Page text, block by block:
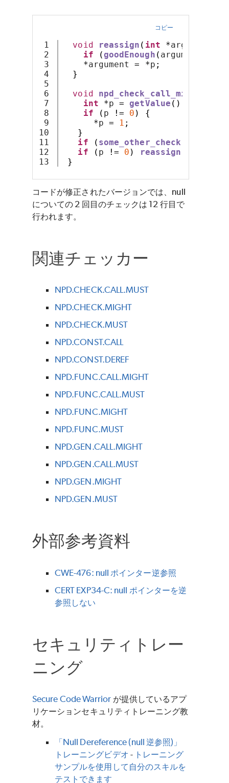
コピー
1
2
3
4
5
6
7
8
9
10
11
12
void reassign ( int *argument
if
(goodEnough ( argument
*argument = *p ;
}
void
npd_check_call_might
int
*p = getValue ();
if
( p != 0 )
{
*p = 1 ;
}
if
( some_other_check
if
( p != 0 ) reassign
}
コードが修正されたバージョンでは、null
についての 2 回目のチェックは 12 行目で
行われます。
関連チェッカー
NPD.CHECK.CALL.MUST
NPD.CHECK.MIGHT
NPD.CHECK.MUST
NPD.CONST.CALL
NPD.CONST.DEREF
NPD.FUNC.CALL.MIGHT
NPD.FUNC.CALL.MUST
NPD.FUNC.MIGHT
NPD.FUNC.MUST
NPD.GEN.CALL.MIGHT
NPD.GEN.CALL.MUST
NPD.GEN.MIGHT
NPD.GEN.MUST
外部参考資料
CWE-476: null ポインター逆参照
CERT EXP34-C: null ポインターを逆
参照しない
セキュリティトレー
ニング
Secure Code Warrior が提供しているアプ
リケーションセキュリティトレーニング教
材。
「Null Dereference (null 逆参照)」
トレーニングビデオ - トレーニング
サンプルを使用して自分のスキルを
テストできます